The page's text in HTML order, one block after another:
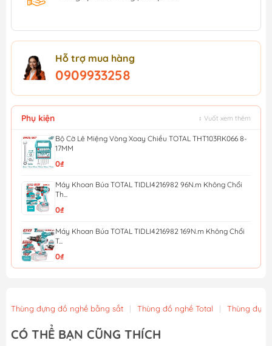
Hỗ trợ mua hàng
0909933258
Phụ kiện ↕ Vuốt xem thêm
Bộ Cờ Lê Miệng Vòng Xoay Chiều TOTAL THT103RK066 8-
17MM
0₫
Máy Khoan Búa TOTAL TIDLI4216982 96N.m Không Chổi
Th...
0₫
Máy Khoan Búa TOTAL TIDLI4216982 169N.m Không Chổi
T...
0₫
Bộ 5 kìm tay cầm TPR chuyên dụng TOTAL THT2K0588
432.000₫
Thùng đựng đồ nghề bằng sắt | Thùng đồ nghề Total | Thùng
CÓ THỂ BẠN CŨNG THÍCH